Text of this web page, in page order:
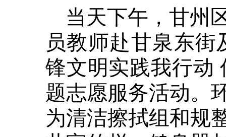
当天下午，甘州
员教师赴甘泉东
锋文明实践我行动
题志愿服务活动。
为清洁擦拭组和规